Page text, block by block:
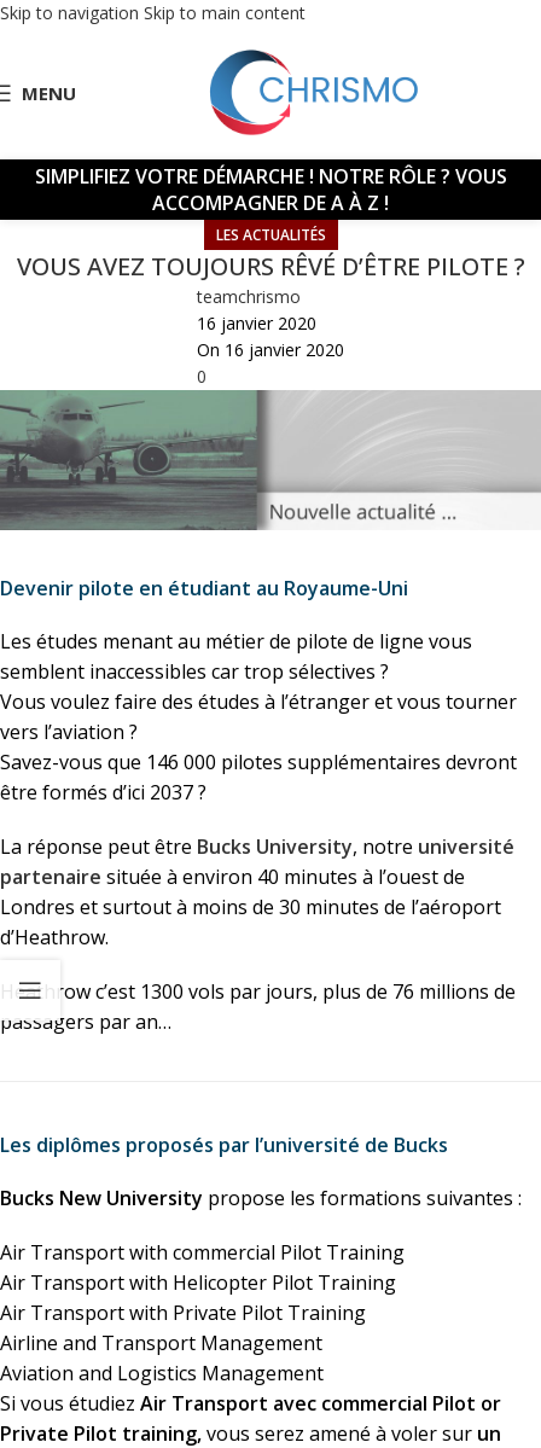
Skip to navigation Skip to main content
MENU
SIMPLIFIEZ VOTRE DÉMARCHE ! NOTRE RÔLE ? VOUS
ACCOMPAGNER DE A À Z !
LES ACTUALITÉS
VOUS AVEZ TOUJOURS RÊVÉ D’ÊTRE PILOTE ?
teamchrismo
16 janvier 2020
On 16 janvier 2020
0
Devenir pilote en étudiant au Royaume-Uni
Les études menant au métier de pilote de ligne vous
semblent inaccessibles car trop sélectives ?
Vous voulez faire des études à l’étranger et vous tourner
vers l’aviation ?
Savez-vous que 146 000 pilotes supplémentaires devront
être formés d’ici 2037 ?
La réponse peut être Bucks University, notre université
partenaire située à environ 40 minutes à l’ouest de
Londres et surtout à moins de 30 minutes de l’aéroport
d’Heathrow.
Heathrow c’est 1300 vols par jours, plus de 76 millions de
passagers par an…
Les diplômes proposés par l’université de Bucks
Bucks New University propose les formations suivantes :
Air Transport with commercial Pilot Training
Air Transport with Helicopter Pilot Training
Air Transport with Private Pilot Training
Airline and Transport Management
Aviation and Logistics Management
Si vous étudiez Air Transport avec commercial Pilot or
Private Pilot training,vous serez amené à voler sur un